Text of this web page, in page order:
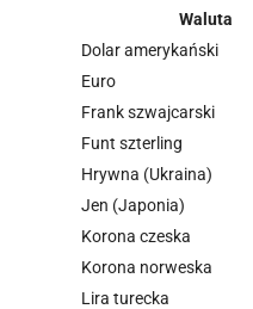
Waluta
Dolar amerykański
Euro
Frank szwajcarski
Funt szterling
Hrywna (Ukraina)
Jen (Japonia)
Korona czeska
Korona norweska
Lira turecka